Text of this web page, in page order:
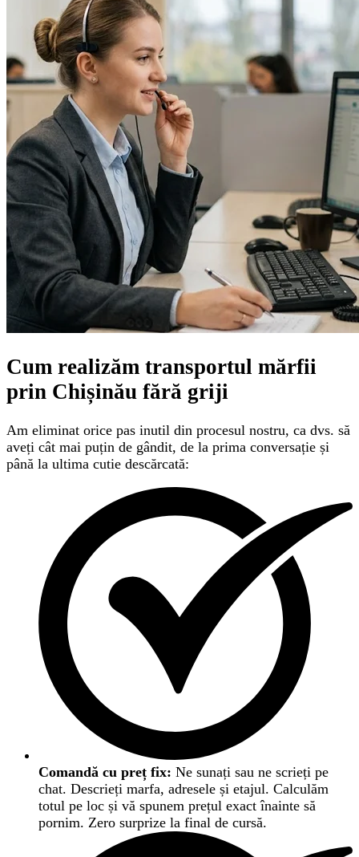
Cum realizăm transportul mărfii
prin Chișinău fără griji
Am eliminat orice pas inutil din procesul nostru, ca dvs. să
aveți cât mai puțin de gândit, de la prima conversație și
până la ultima cutie descărcată:
Comandă cu preț fix: Ne sunați sau ne scrieți pe
chat. Descrieți marfa, adresele și etajul. Calculăm
totul pe loc și vă spunem prețul exact înainte să
pornim. Zero surprize la final de cursă.